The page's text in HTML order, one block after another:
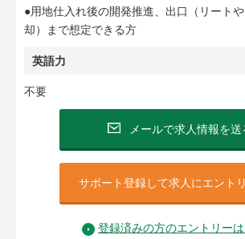
●用地仕入れ後の開発推進、出口（リート
却）まで想定できる方
英語力
不要
メールで求人情報を送
サポート登録して求人にエント
登録済みの方のエントリー